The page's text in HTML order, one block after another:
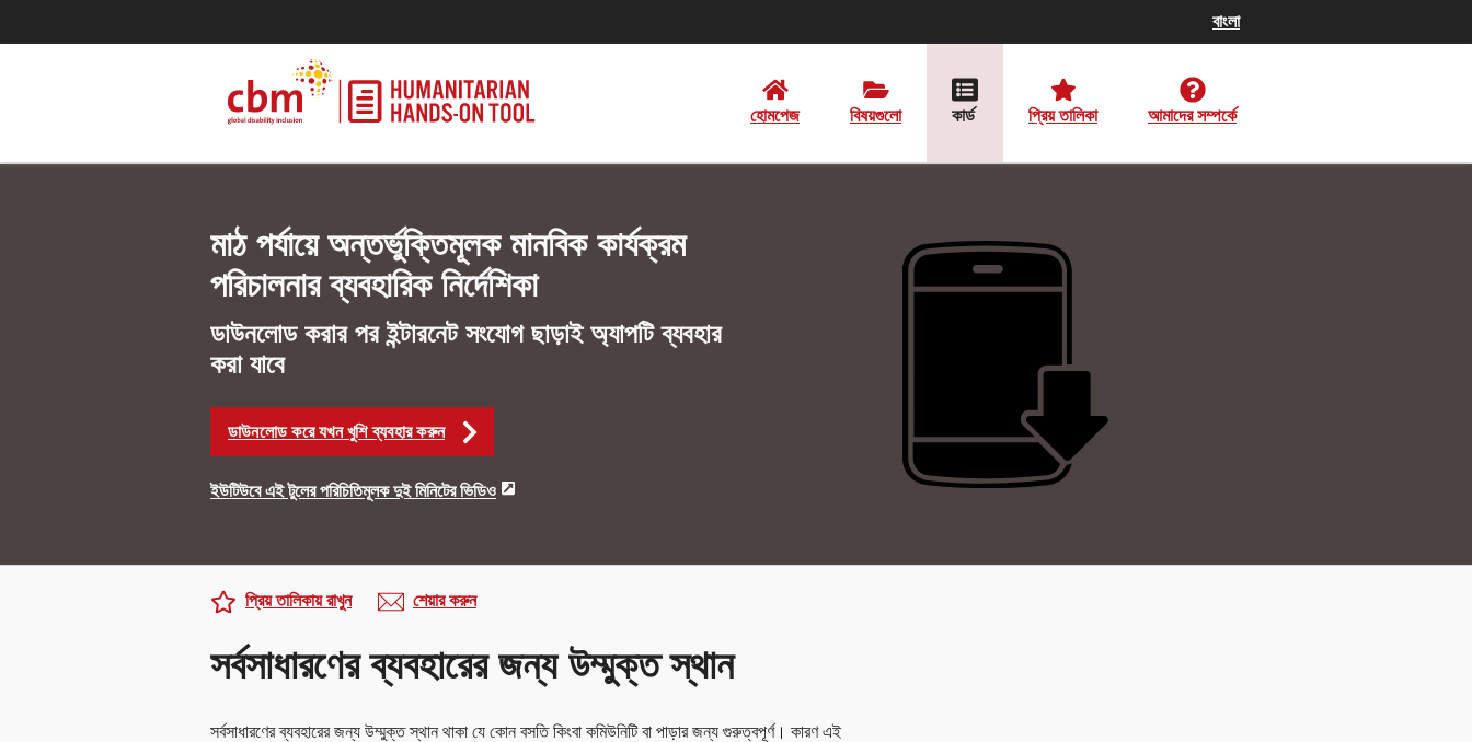
হোমপেজ বিষয়গুলো কার্ড প্রিয় তালিকা আমাদের সম্পর্কে
মাঠ পর্যায়ে অন্তর্ভুক্তিমূলক মানবিক কার্যক্রম
পরিচালনার ব্যবহারিক নির্দেশিকা
ডাউনলোড করার পর ইন্টারনেট সংযোগ ছাড়াই অ্যাপটি ব্যবহার
করা যাবে
ডাউনলোড করে যখন খুশি ব্যবহার করুন
ইউটিউবে এই টুলের পরিচিতিমূলক দুই মিনিটের ভিডিও
বাংলা
সর্বসাধারণের ব্যবহারের জন্য উম্মুক্ত স্থান
প্রিয় তালিকায় রাখুন শেয়ার করুন
সর্বসাধারণের ব্যবহারের জন্য উম্মুক্ত স্থান থাকা যে কোন বসতি কিংবা কমিউনিটি বা পাড়ার জন্য গুরুত্বপূর্ণ। কারণ এই